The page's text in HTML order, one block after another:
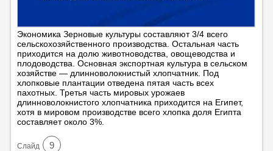
Экономика Зерновые культуры составляют 3/4 всего
сельскохозяйственного производства. Остальная часть
приходится на долю животноводства, овощеводства и
плодоводства. Основная экспортная культура в сельском
хозяйстве — длинноволокнистый хлопчатник. Под
хлопковые плантации отведена пятая часть всех
пахотных. Третья часть мировых урожаев
длинноволокнистого хлопчатника приходится на Египет,
хотя в мировом производстве всего хлопка доля Египта
составляет около 3%.
Cлайд 9